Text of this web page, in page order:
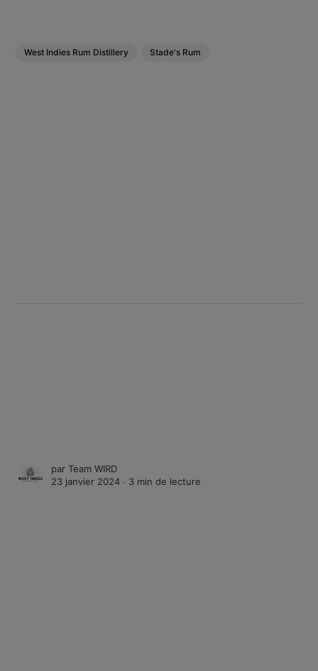
West Indies Rum Distillery Stade's Rum
par Team WIRD
23 janvier 2024 ∙ 3 min de lecture